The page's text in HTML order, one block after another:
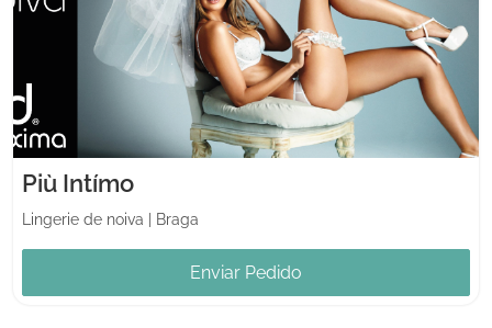
Più Intímo
Lingerie de noiva Braga
Enviar Pedido